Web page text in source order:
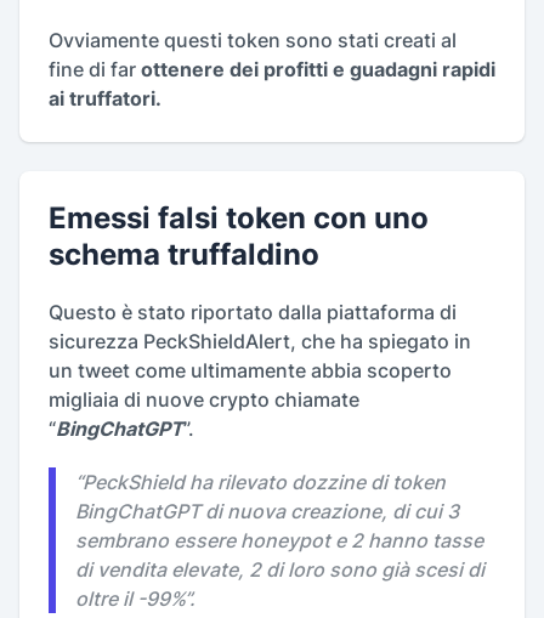
Ovviamente questi token sono stati creati al
fine di far ottenere dei profitti e guadagni rapidi
ai truffatori.
Emessi falsi token con uno
schema truffaldino
Questo è stato riportato dalla piattaforma di
sicurezza PeckShieldAlert, che ha spiegato in
un tweet come ultimamente abbia scoperto
migliaia di nuove crypto chiamate
“BingChatGPT”.
“PeckShield ha rilevato dozzine di token
BingChatGPT di nuova creazione, di cui 3
sembrano essere honeypot e 2 hanno tasse
di vendita elevate, 2 di loro sono già scesi di
oltre il -99%”.